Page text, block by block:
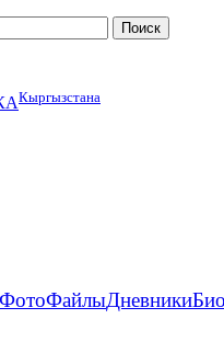
Кыргызстана
ФотоФайлыДневники